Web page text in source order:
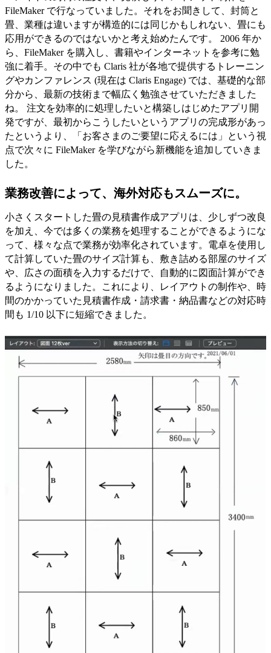
FileMaker で行なっていました。それをお聞きして、封筒と
畳、業種は違いますが構造的には同じかもしれない、畳にも
応用ができるのではないかと考え始めたんです。 2006 年か
ら、FileMaker を購入し、書籍やインターネットを参考に勉
強に着手。その中でも Claris 社が各地で提供するトレーニン
グやカンファレンス (現在は Claris Engage) では、基礎的な部
分から、最新の技術まで幅広く勉強させていただきました
ね。 注文を効率的に処理したいと構築しはじめたアプリ開
発ですが、最初からこうしたいというアプリの完成形があっ
たというより、「お客さまのご要望に応えるには」という視
点で次々に FileMaker を学びながら新機能を追加していきま
した。
業務改善によって、海外対応もスムーズに。
小さくスタートした畳の見積書作成アプリは、少しずつ改良
を加え、今では多くの業務を処理することができるようにな
って、様々な点で業務が効率化されています。電卓を使用し
て計算していた畳のサイズ計算も、敷き詰める部屋のサイズ
や、広さの面積を入力するだけで、自動的に図面計算ができ
るようになりました。これにより、レイアウトの制作や、時
間のかかっていた見積書作成・請求書・納品書などの対応時
間も 1/10 以下に短縮できました。